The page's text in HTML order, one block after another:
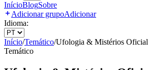
InícioBlogSobre
Adicionar grupoAdicionar
Idioma:
Início/Temático/Ufologia & Mistérios Oficial
Temático